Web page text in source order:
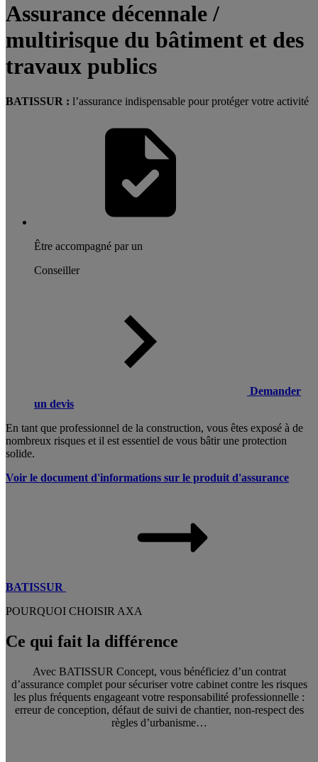
Assurance décennale /
multirisque du bâtiment et des
travaux publics
BATISSUR : l’assurance indispensable pour protéger votre activité
Être accompagné par un
Conseiller
Demander
un devis
En tant que professionnel de la construction, vous êtes exposé à de
nombreux risques et il est essentiel de vous bâtir une protection
solide.
Voir le document d'informations sur le produit d'assurance
BATISSUR
POURQUOI CHOISIR AXA
Ce qui fait la différence
Avec BATISSUR Concept, vous bénéficiez d’un contrat
d’assurance complet pour sécuriser votre cabinet contre les risques
les plus fréquents engageant votre responsabilité professionnelle :
erreur de conception, défaut de suivi de chantier, non-respect des
règles d’urbanisme…